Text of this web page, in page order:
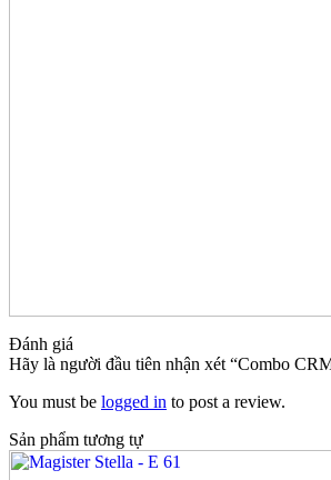
Đánh giá
Hãy là người đầu tiên nhận xét “Combo
You must be logged in to post a review.
Sản phẩm tương tự